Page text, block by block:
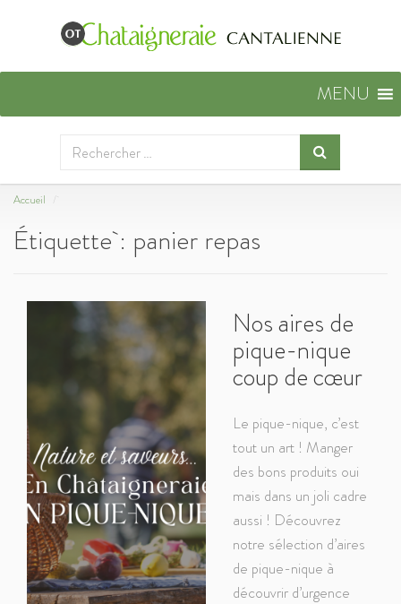
MENU
Accueil
Étiquette : panier repas
Nos aires de
pique-nique
coup de cœur
Le pique-nique, c’est
tout un art ! Manger
des bons produits oui
mais dans un joli cadre
aussi ! Découvrez
notre sélection d’aires
de pique-nique à
découvrir d’urgence